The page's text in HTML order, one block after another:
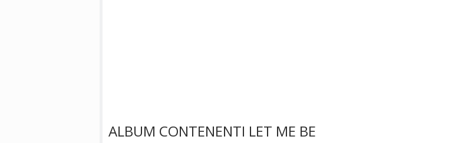
ALBUM CONTENENTI LET ME BE